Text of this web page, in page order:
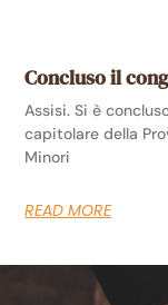
Concluso il
Assisi. Si è
capitolare della
Minori
READ MORE